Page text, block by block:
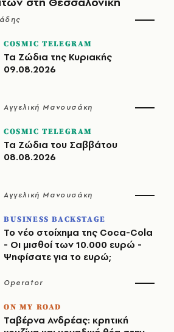
COSMIC TELEGRAM
Τα Ζώδια της Κυριακής
09.08.2026
Αγγελική Μανουσάκη
COSMIC TELEGRAM
Τα Ζώδια του Σαββάτου
08.08.2026
Αγγελική Μανουσάκη
BUSINESS BACKSTAGE
Το νέο στοίχημα της Coca-Cola
- Οι μισθοί των 10.000 ευρώ -
Ψηφίσατε για το ευρώ;
Operator
ON MY ROAD
Ταβέρνα Ανδρέας: κρητική